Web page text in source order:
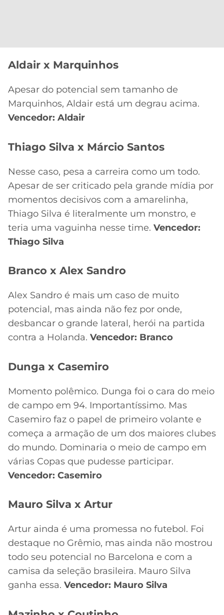
Aldair x Marquinhos
Apesar do potencial sem tamanho de
Marquinhos, Aldair está um degrau acima.
Vencedor: Aldair
Thiago Silva x Márcio Santos
Nesse caso, pesa a carreira como um todo.
Apesar de ser criticado pela grande mídia por
momentos decisivos com a amarelinha,
Thiago Silva é literalmente um monstro, e
teria uma vaguinha nesse time. Vencedor:
Thiago Silva
Branco x Alex Sandro
Alex Sandro é mais um caso de muito
potencial, mas ainda não fez por onde,
desbancar o grande lateral, herói na partida
contra a Holanda. Vencedor: Branco
Dunga x Casemiro
Momento polêmico. Dunga foi o cara do meio
de campo em 94. Importantíssimo. Mas
Casemiro faz o papel de primeiro volante e
começa a armação de um dos maiores clubes
do mundo. Dominaria o meio de campo em
várias Copas que pudesse participar.
Vencedor: Casemiro
Mauro Silva x Artur
Artur ainda é uma promessa no futebol. Foi
destaque no Grêmio, mas ainda não mostrou
todo seu potencial no Barcelona e com a
camisa da seleção brasileira. Mauro Silva
ganha essa. Vencedor: Mauro Silva